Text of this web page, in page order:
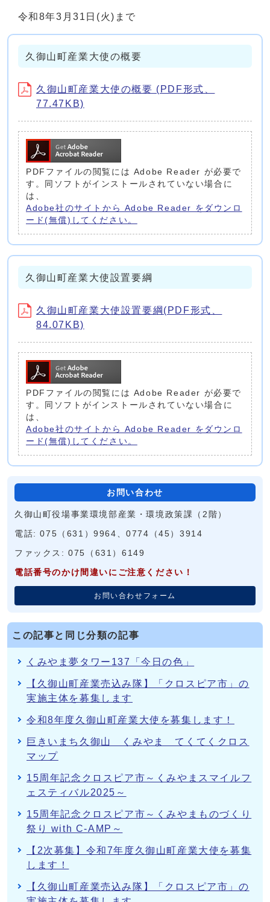
令和8年3月31日(火)まで
久御山町産業大使の概要
久御山町産業大使の概要 (PDF形式、
77.47KB)
PDFファイルの閲覧には Adobe Reader が必要で
す。同ソフトがインストールされていない場合に
は、
Adobe社のサイトから Adobe Reader をダウンロ
ード(無償)してください。
久御山町産業大使設置要綱
久御山町産業大使設置要綱(PDF形式、
84.07KB)
PDFファイルの閲覧には Adobe Reader が必要で
す。同ソフトがインストールされていない場合に
は、
Adobe社のサイトから Adobe Reader をダウンロ
ード(無償)してください。
お問い合わせ
久御山町役場事業環境部産業・環境政策課（2階）
電話: 075（631）9964、0774（45）3914
ファックス: 075（631）6149
電話番号のかけ間違いにご注意ください！
お問い合わせフォーム
この記事と同じ分類の記事
くみやま夢タワー137「今日の色」
【久御山町産業売込み隊】「クロスピア市」の
実施主体を募集します
令和8年度久御山町産業大使を募集します！
巨きいまち久御山 くみやま てくてくクロス
マップ
15周年記念クロスピア市～くみやまスマイルフ
ェスティバル2025～
15周年記念クロスピア市～くみやまものづくり
祭り with C-AMP～
【2次募集】令和7年度久御山町産業大使を募集
します！
【久御山町産業売込み隊】「クロスピア市」の